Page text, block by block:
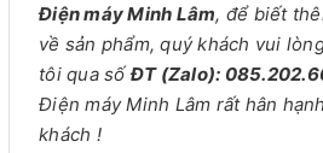
Điện máy Minh Lâm, để biết
về sản phẩm, quý khách vui
tôi qua sốĐT (Zalo):
Điện máy Minh Lâm rất hân
khách !